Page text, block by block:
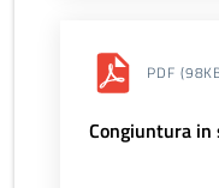
PDF
Congiuntura